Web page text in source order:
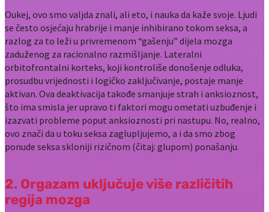
Oukej, ovo smo valjda znali, ali eto, i nauka da kaže svoje. Ljudi
se često osjećaju hrabrije i manje inhibirano tokom seksa, a
razlog za to leži u privremenom “gašenju” dijela mozga
zaduženog za racionalno razmišljanje. Lateralni
orbitofrontalni korteks, koji kontroliše donošenje odluka,
prosudbu vrijednosti i logičko zaključivanje, postaje manje
aktivan. Ova deaktivacija takođe smanjuje strah i anksioznost,
što ima smisla jer upravo ti faktori mogu ometati uzbuđenje i
izazvati probleme poput anksioznosti pri nastupu. No, realno,
ovo znači da u toku seksa zaglupljujemo, a i da smo zbog
ponude seksa skloniji rizičnom (čitaj: glupom) ponašanju.
2. Orgazam uključuje više različitih
regija mozga